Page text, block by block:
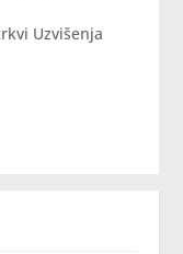
Uzvišenja